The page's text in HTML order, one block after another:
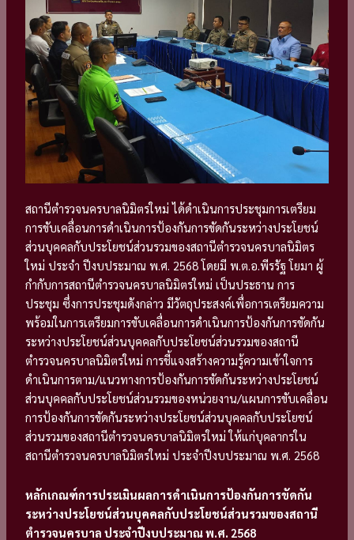
สถานีตำรวจนครบาลนิมิตรใหม่ ได้ดำเนินการประชุมการเตรียม
การขับเคลื่อนการดำเนินการป้องกันการขัดกันระหว่างประโยชน์
ส่วนบุคคลกับประโยชน์ส่วนรวมของสถานีตำรวจนครบาลนิมิตร
ใหม่ ประจำ ปีงบประมาณ พ.ศ. 2568 โดยมี พ.ต.อ.พีรรัฐ โยมา ผู้
กำกับการสถานีตำรวจนครบาลนิมิตรใหม่ เป็นประธาน การ
ประชุม ซึ่งการประชุมดังกล่าว มีวัตถุประสงค์เพื่อการเตรียมความ
พร้อมในการเตรียมการขับเคลื่อนการดำเนินการป้องกันการขัดกัน
ระหว่างประโยชน์ส่วนบุคคลกับประโยชน์ส่วนรวมของสถานี
ตำรวจนครบาลนิมิตรใหม่ การชี้แจงสร้างความรู้ความเข้าใจการ
ดำเนินการตาม/แนวทางการป้องกันการขัดกันระหว่างประโยชน์
ส่วนบุคคลกับประโยชน์ส่วนรวมของหน่วยงาน/แผนการขับเคลื่อน
การป้องกันการขัดกันระหว่างประโยชน์ส่วนบุคคลกับประโยชน์
ส่วนรวมของสถานีตำรวจนครบาลนิมิตรใหม่ ให้แก่บุคลากรใน
สถานีตำรวจนครบาลนิมิตรใหม่ ประจำปีงบประมาณ พ.ศ. 2568
หลักเกณฑ์การประเมินผลการดำเนินการป้องกันการขัดกัน
ระหว่างประโยชน์ส่วนบุคคลกับประโยชน์ส่วนรวมของสถานี
ตำรวจนครบาล ประจำปีงบประมาณ พ.ศ. 2568